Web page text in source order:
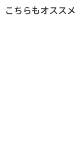
こちらもオススメ